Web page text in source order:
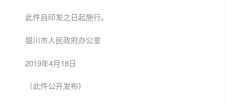
此件自印发之日起施行。
银川市人民政府办公室
2019年4月18日
（此件公开发布）